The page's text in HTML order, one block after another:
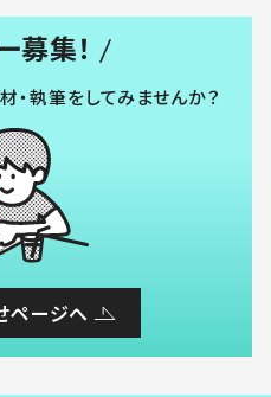
募集！
・執筆をしてみませんか？
ページへ